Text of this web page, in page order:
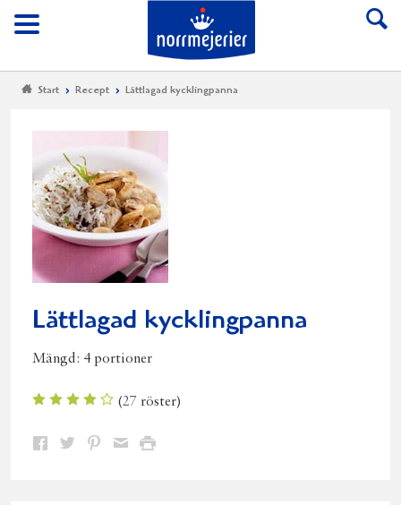
Meny
Till Norrmejerier
Start Recept Lättlagad kycklingpanna
Lättlagad kycklingpanna
Mängd: 4 portioner
(27 röster)
Dela Dela Dela DelaSkriv